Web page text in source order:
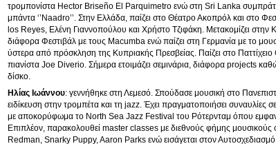
τρομπονίστα Ηector Briseño El Parquimetro ενώ στη Sri Lanka
μπάντα ‘’Naadro’’. Στην Ελλάδα, παίζει στο Θέατρο Ακοπρόλ και στο
los Reyes, Ελένη Γιαννοπούλου και Χρήστο Τζιφάκη. Μετακομίζει στην
διάφορα Φεστιβάλ με τους Μacumba ενώ παίζει στη Γερμανία με το
ύστερα από πρόσκληση της Κυπριακής Πρεσβείας. Παίζει στο
πιανίστα Joe Diverio. Σήμερα ετοιμάζει σεμινάρια, διάφορα projects
δίσκο.
Ηλίας Ιωάννου: γεννήθηκε στη Λεμεσό. Σπούδασε μουσική στο
ειδίκευση στην τρομπέτα και τη jazz. Έχει πραγματοποιήσει
με αποκορύφωμα το North Sea Jazz Festival του Ρότερνταμ όπου
Επιπλέον, παρακολουθεί master classes με διεθνούς φήμης
Redman, Snarky Puppy, Aaron Parks ενώ εισάγεται στον